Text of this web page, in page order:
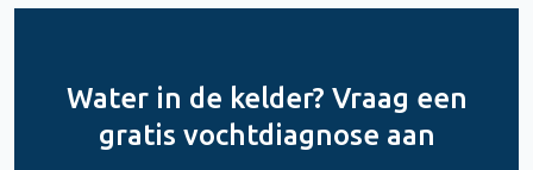
Water in de kelder? Vraag een
gratis vochtdiagnose aan